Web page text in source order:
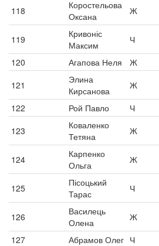
118
Коростельова
Оксана
Ж
119
Кривоніс
Максим
Ч
120
Агапова Неля Ж
121
Элина
Кирсанова
Ж
122
Рой Павло Ч
123
Коваленко
Тетяна
Ж
124
Карпенко
Ольга
Ж
125
Пісоцький
Тарас
Ч
126
Василець
Олена
Ж
127
Абрамов Олег Ч